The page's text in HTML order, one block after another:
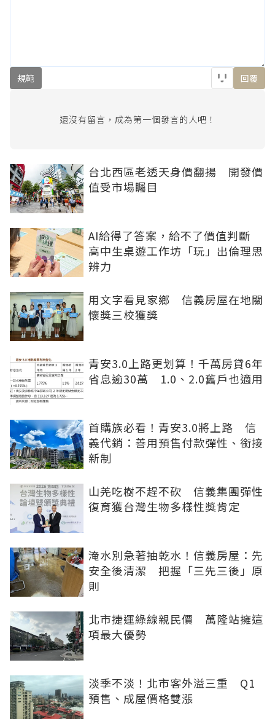
規範 回覆
還沒有留言，成為第一個發言的人吧！
台北西區老透天身價翻揚 開發價
值受市場矚目
AI給得了答案，給不了價值判斷
高中生桌遊工作坊「玩」出倫理思
辨力
用文字看見家鄉 信義房屋在地關
懷獎三校獲獎
青安3.0上路更划算！千萬房貸6年
省息逾30萬 1.0、2.0舊戶也適用
首購族必看！青安3.0將上路 信
義代銷：善用預售付款彈性、銜接
新制
山羌吃樹不趕不砍 信義集團彈性
復育獲台灣生物多樣性獎肯定
淹水別急著抽乾水！信義房屋：先
安全後清潔 把握「三先三後」原
則
北市捷運綠線親民價 萬隆站擁這
項最大優勢
淡季不淡！北市客外溢三重 Q1
預售、成屋價格雙漲